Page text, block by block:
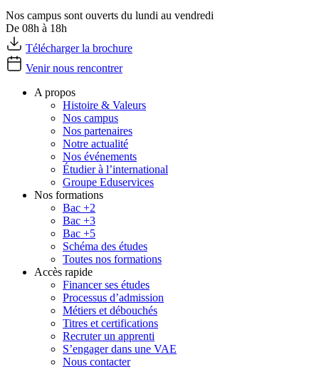
Nos campus sont ouverts du lundi au vendredi
De 08h à 18h
Télécharger la brochure
Venir nous rencontrer
A propos
Histoire & Valeurs
Nos campus
Nos partenaires
Notre actualité
Nos événements
Étudier à l’international
Groupe Eduservices
Nos formations
Bac +2
Bac +3
Bac +5
Schéma des études
Toutes nos formations
Accès rapide
Financer ses études
Processus d’admission
Métiers et débouchés
Titres et certifications
Recruter un apprenti
S’engager dans une VAE
Nous contacter